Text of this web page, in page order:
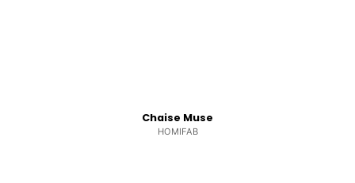
Chaise Muse
HOMIFAB